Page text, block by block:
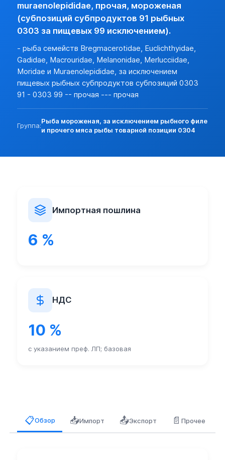
Разреш. прочие:
нет (базовая)
Прочие особености:
Запреты (другие страны): нет
Пошлина:
нет
Лицензирование:
нет (базовая)
Разреш. прочие:
нет (базовая)
Запреты (другие страны): нет (базовая)
muraenolepididae, прочая, мороженая
(субпозиций субпродуктов 91 рыбных
0303 за пищевых 99 исключением).
- рыба семейств Bregmacerotidae, Euclichthyidae,
Gadidae, Macrouridae, Melanonidae, Merlucciidae,
Moridae и Muraenolepididae, за исключением
пищевых рыбных субпродуктов субпозиций 0303
91 - 0303 99 -- прочая --- прочая
Группа:
Рыба мороженая, за исключением рыбного филе
и прочего мяса рыбы товарной позиции 0304
Импортная пошлина
6 %
НДС
10 %
с указанием преф. ЛП; базовая
📋Обзор 📥Импорт 📤Экспорт 📄Прочее